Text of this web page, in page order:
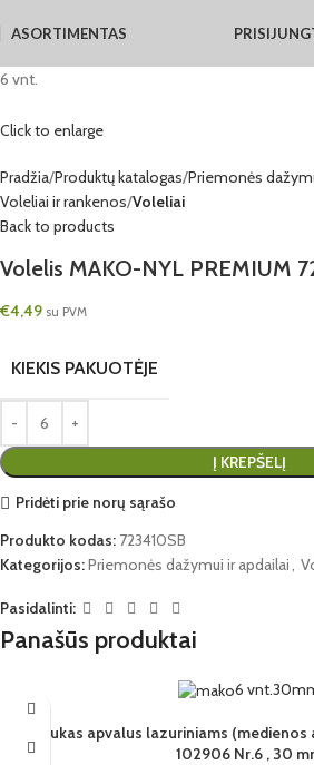
ASORTIMENTAS
6 vnt.
Click to enlarge
Pradžia Produktų katalogas Priemonės
Voleliai ir rankenos Voleliai
Back to products
Volelis MAKO-NYL PREMIUM
€4,49 su PVM
KIEKIS PAKUOTĖJE
Į KREPŠELĮ
Pridėti prie norų sąrašo
Produkto kodas: 723410SB
Kategorijos:Priemonės dažymui ir apdailai
Pasidalinti:
Panašūs produktai
6 vnt.
Teptukas apvalus lazuriniams
102906 Nr.6 , 30